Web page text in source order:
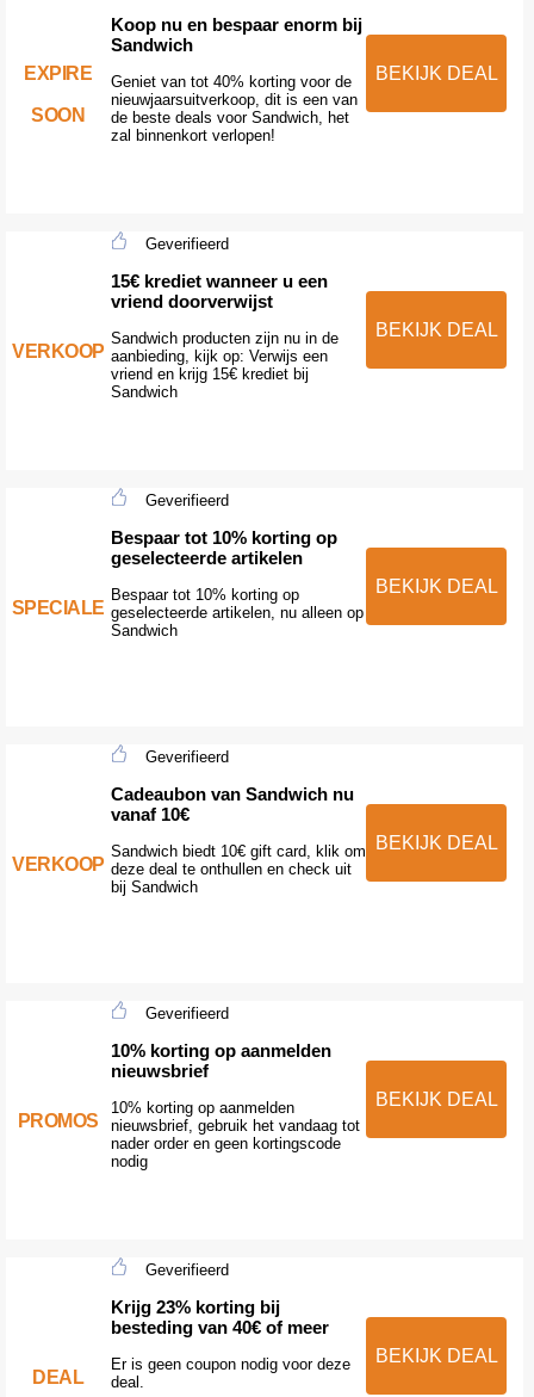
EXPIRE
SOON
Koop nu en bespaar enorm bij
Sandwich
Geniet van tot 40% korting voor de
nieuwjaarsuitverkoop, dit is een van
de beste deals voor Sandwich, het
zal binnenkort verlopen!
BEKIJK DEAL
VERKOOP
Geverifieerd
15€ krediet wanneer u een
vriend doorverwijst
Sandwich producten zijn nu in de
aanbieding, kijk op: Verwijs een
vriend en krijg 15€ krediet bij
Sandwich
BEKIJK DEAL
SPECIALE
Geverifieerd
Bespaar tot 10% korting op
geselecteerde artikelen
Bespaar tot 10% korting op
geselecteerde artikelen, nu alleen op
Sandwich
BEKIJK DEAL
VERKOOP
Geverifieerd
Cadeaubon van Sandwich nu
vanaf 10€
Sandwich biedt 10€ gift card, klik om
deze deal te onthullen en check uit
bij Sandwich
BEKIJK DEAL
PROMOS
Geverifieerd
10% korting op aanmelden
nieuwsbrief
10% korting op aanmelden
nieuwsbrief, gebruik het vandaag tot
nader order en geen kortingscode
nodig
BEKIJK DEAL
DEAL
Geverifieerd
Krijg 23% korting bij
besteding van 40€ of meer
Er is geen coupon nodig voor deze
deal.
BEKIJK DEAL